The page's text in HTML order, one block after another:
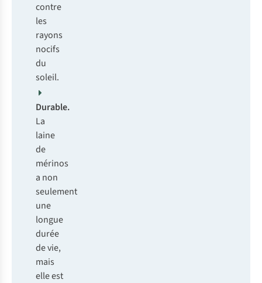
contre
les
rayons
nocifs
du
soleil.
Durable.
La
laine
de
mérinos
a non
seulement
une
longue
durée
de vie,
mais
elle est